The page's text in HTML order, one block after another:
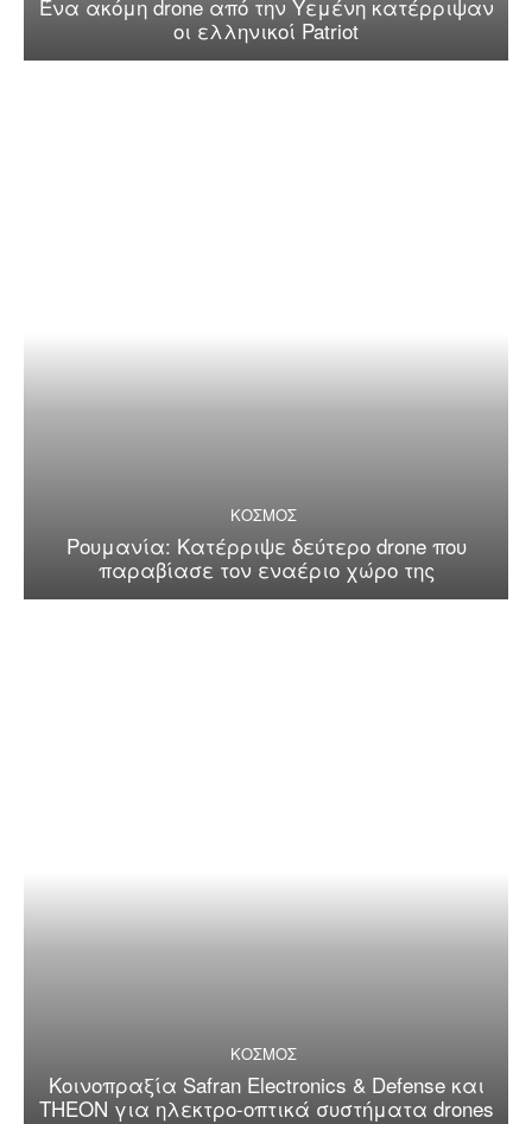
Ένα ακόμη drone από την Υεμένη κατέρριψαν
οι ελληνικοί Patriot
ΚΟΣΜΟΣ
Ρουμανία: Κατέρριψε δεύτερο drone που
παραβίασε τον εναέριο χώρο της
ΚΟΣΜΟΣ
Κοινοπραξία Safran Electronics & Defense και
THEON για ηλεκτρο-οπτικά συστήματα drones